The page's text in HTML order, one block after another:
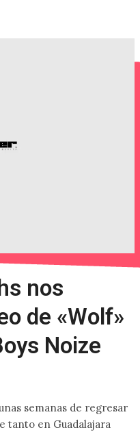
nos
de «Wolf»
Noize
semanas de regresar
tanto en Guadalajara